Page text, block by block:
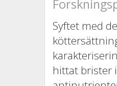
Syftet med
hittat brister